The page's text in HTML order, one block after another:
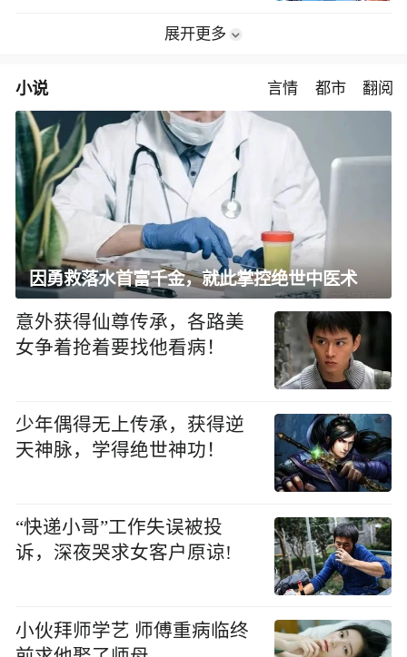
展开更多
小说 言情 都市 翻阅
因勇救落水首富千金，就此掌控绝世中医术
意外获得仙尊传承，各路美
女争着抢着要找他看病！
少年偶得无上传承，获得逆
天神脉，学得绝世神功！
“快递小哥”工作失误被投
诉，深夜哭求女客户原谅!
小伙拜师学艺 师傅重病临终